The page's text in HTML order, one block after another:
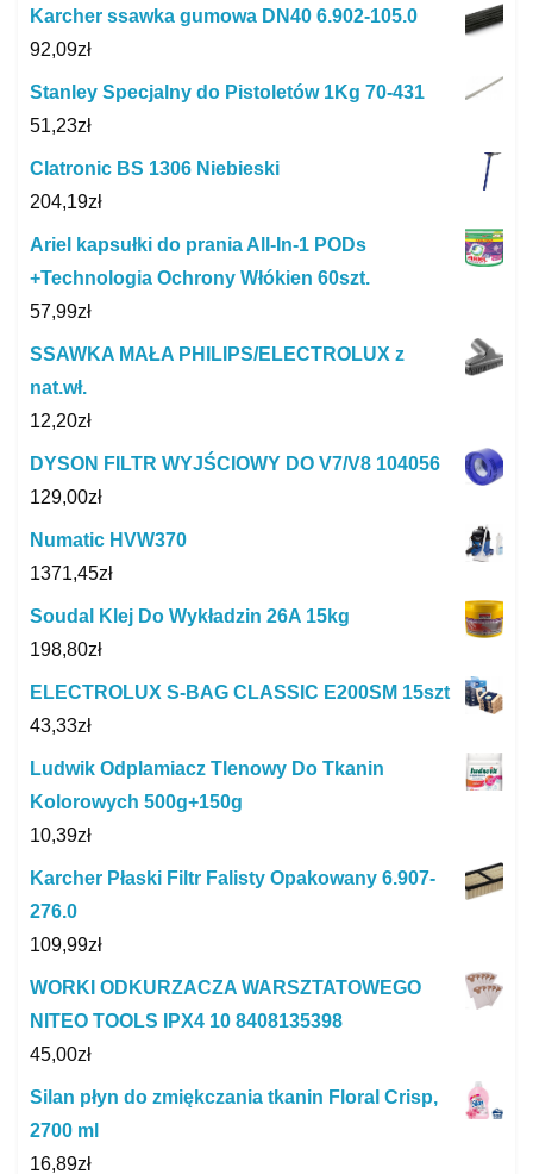
Karcher ssawka gumowa DN40 6.902-105.0
92,09zł
Stanley Specjalny do Pistoletów 1Kg 70-431
51,23zł
Clatronic BS 1306 Niebieski
204,19zł
Ariel kapsułki do prania All-In-1 PODs
+Technologia Ochrony Włókien 60szt.
57,99zł
SSAWKA MAŁA PHILIPS/ELECTROLUX z
nat.wł.
12,20zł
DYSON FILTR WYJŚCIOWY DO V7/V8 104056
129,00zł
Numatic HVW370
1371,45zł
Soudal Klej Do Wykładzin 26A 15kg
198,80zł
ELECTROLUX S-BAG CLASSIC E200SM 15szt
43,33zł
Ludwik Odplamiacz Tlenowy Do Tkanin
Kolorowych 500g+150g
10,39zł
Karcher Płaski Filtr Falisty Opakowany 6.907-
276.0
109,99zł
WORKI ODKURZACZA WARSZTATOWEGO
NITEO TOOLS IPX4 10 8408135398
45,00zł
Silan płyn do zmiękczania tkanin Floral Crisp,
2700 ml
16,89zł